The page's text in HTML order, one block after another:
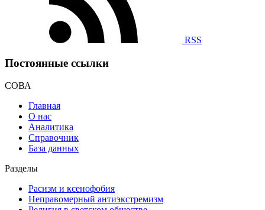
RSS
Постоянные ссылки
СОВА
Главная
О нас
Аналитика
Справочник
База данных
Разделы
Расизм и ксенофобия
Неправомерный антиэкстремизм